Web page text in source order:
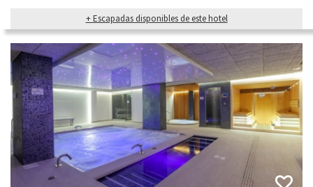
+ Escapadas disponibles de este hotel